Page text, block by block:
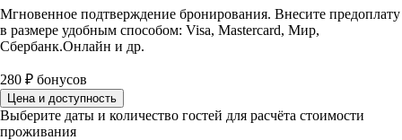
Мгновенное подтверждение бронирования. Внесите предоплату
в размере удобным способом: Visa, Mastercard, Мир,
Сбербанк.Онлайн и др.
280 ₽ бонусов
Цена и доступность
Выберите даты и количество гостей для расчёта стоимости
проживания